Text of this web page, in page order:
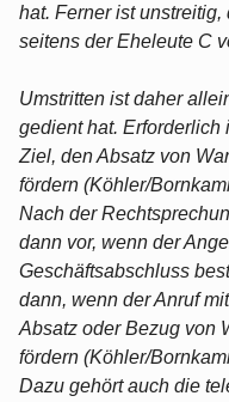
hat. Ferner ist
seitens der Eheleute C
Umstritten ist daher
gedient hat. Erforderlich
Ziel, den Absatz von
fördern (Köhler/
Nach der
dann vor, wenn der
Geschäftsabschluss
dann, wenn der Anruf
Absatz oder Bezug von
fördern (Köhler/
Dazu gehört auch die